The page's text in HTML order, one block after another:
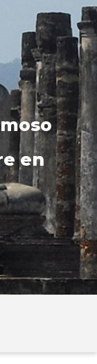
en